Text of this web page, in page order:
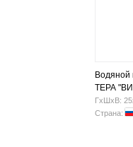
Водяной
ТЕРА
500х500
ГхШхВ:
Страна: